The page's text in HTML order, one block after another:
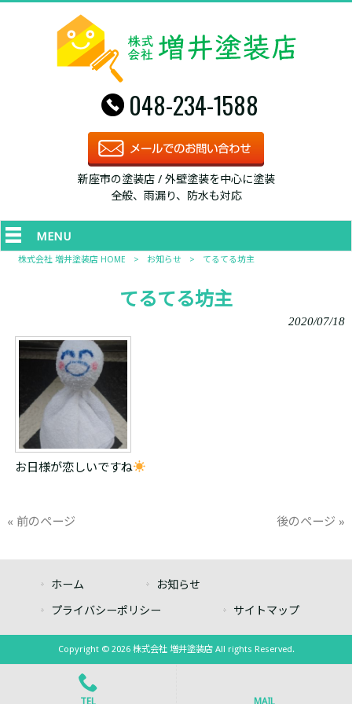
048-234-1588
新座市の塗装店 / 外壁塗装を中心に塗装
全般、雨漏り、防水も対応
MENU
株式会社 増井塗装店 HOME > お知らせ > てるてる坊主
てるてる坊主
2020/07/18
お日様が恋しいですね
« 前のページ 後のページ »
ホーム お知らせ
プライバシーポリシー サイトマップ
Copyright © 2026 株式会社 増井塗装店 All rights Reserved.
TEL MAIL